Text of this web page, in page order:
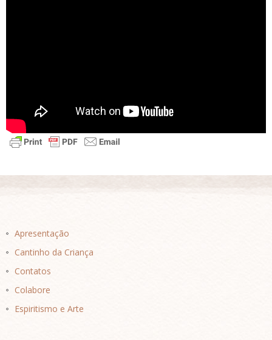
Apresentação
Cantinho da Criança
Contatos
Colabore
Espiritismo e Arte